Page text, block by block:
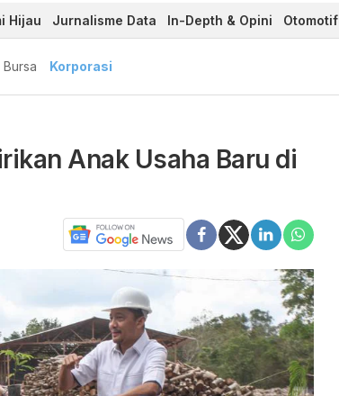
Hijau Jurnalisme Data In-Depth & Opini Otomotif
Bursa Korporasi
Anak Usaha Baru di